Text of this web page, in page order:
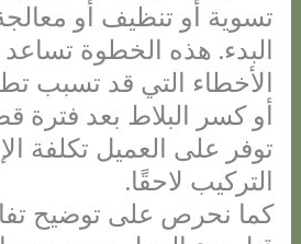
تسوية أو تنظيف أو
البدء. هذه الخطوة
الأخطاء التي قد تسبب
أو كسر البلاط بعد فترة
توفر على العميل تكلفة
التركيب لاحقًا.
كما نحرص على توضيح